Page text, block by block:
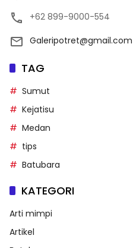
+62 899-9000-554
Galeripotret@gmail.com
TAG
Sumut
Kejatisu
Medan
tips
Batubara
KATEGORI
Arti mimpi
Artikel